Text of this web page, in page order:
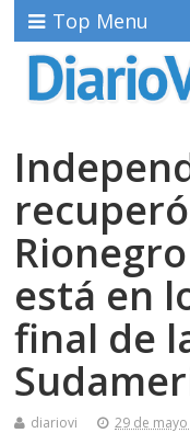
Top Menu
está en
final de
diariovi 29 de